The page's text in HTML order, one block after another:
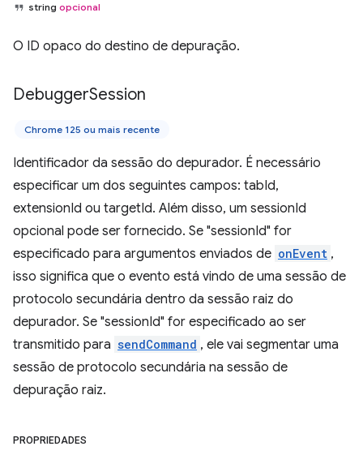
string opcional
O ID opaco do destino de depuração.
DebuggerSession
Chrome 125 ou mais recente
Identificador da sessão do depurador. É necessário
especificar um dos seguintes campos: tabId,
extensionId ou targetId. Além disso, um sessionId
opcional pode ser fornecido. Se "sessionId" for
especificado para argumentos enviados de onEvent ,
isso significa que o evento está vindo de uma sessão de
protocolo secundária dentro da sessão raiz do
depurador. Se "sessionId" for especificado ao ser
transmitido para sendCommand , ele vai segmentar uma
sessão de protocolo secundária na sessão de
depuração raiz.
PROPRIEDADES